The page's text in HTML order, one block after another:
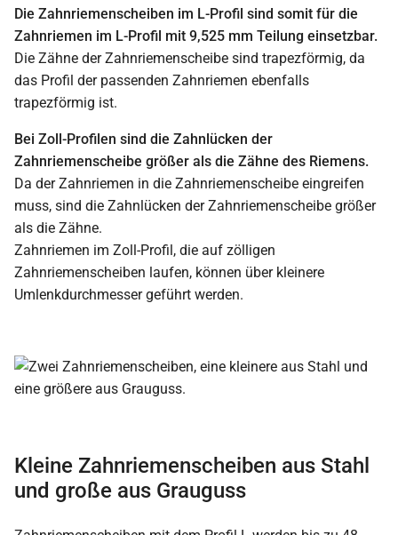
Die Zahnriemenscheiben im L-Profil sind somit für die
Zahnriemen im L-Profil mit 9,525 mm Teilung einsetzbar.
Die Zähne der Zahnriemenscheibe sind trapezförmig, da
das Profil der passenden Zahnriemen ebenfalls
trapezförmig ist.
Bei Zoll-Profilen sind die Zahnlücken der
Zahnriemenscheibe größer als die Zähne des Riemens.
Da der Zahnriemen in die Zahnriemenscheibe eingreifen
muss, sind die Zahnlücken der Zahnriemenscheibe größer
als die Zähne.
Zahnriemen im Zoll-Profil, die auf zölligen
Zahnriemenscheiben laufen, können über kleinere
Umlenkdurchmesser geführt werden.
Kleine Zahnriemenscheiben aus Stahl
und große aus Grauguss